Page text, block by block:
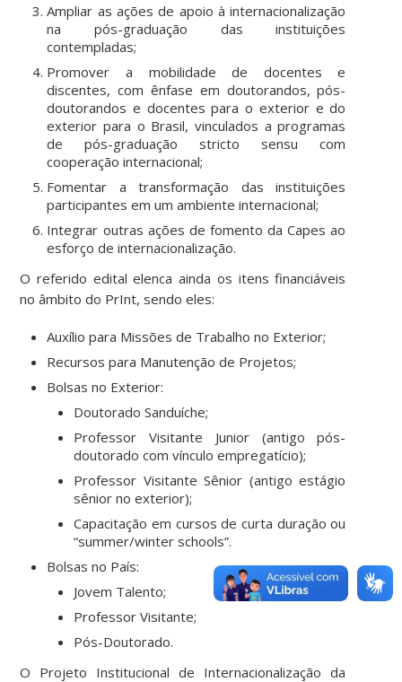
Ampliar as ações de apoio à internacionalização
na pós-graduação das instituições
contempladas;
Promover a mobilidade de docentes e
discentes, com ênfase em doutorandos, pós-
doutorandos e docentes para o exterior e do
exterior para o Brasil, vinculados a programas
de pós-graduação stricto sensu com
cooperação internacional;
Fomentar a transformação das instituições
participantes em um ambiente internacional;
Integrar outras ações de fomento da Capes ao
esforço de internacionalização.
O referido edital elenca ainda os itens financiáveis
no âmbito do PrInt, sendo eles:
Auxílio para Missões de Trabalho no Exterior;
Recursos para Manutenção de Projetos;
Bolsas no Exterior:
Doutorado Sanduíche;
Professor Visitante Junior (antigo pós-
doutorado com vínculo empregatício);
Professor Visitante Sênior (antigo estágio
sênior no exterior);
Capacitação em cursos de curta duração ou
“summer/winter schools”.
Bolsas no País:
Jovem Talento;
Professor Visitante;
Pós-Doutorado.
O Projeto Institucional de Internacionalização da